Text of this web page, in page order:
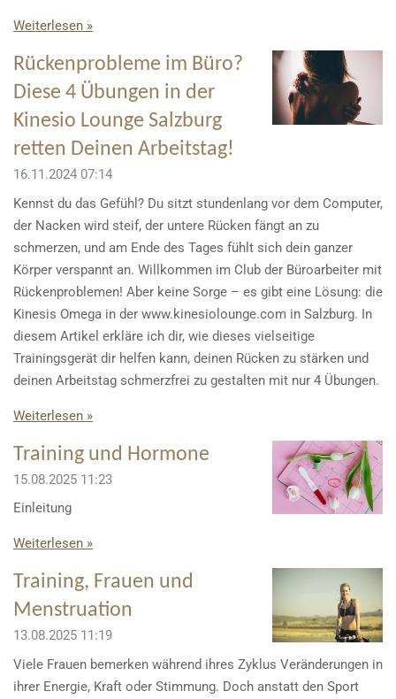
Weiterlesen »
Rückenprobleme im Büro?
Diese 4 Übungen in der
Kinesio Lounge Salzburg
retten Deinen Arbeitstag!
16.11.2024 07:14
Kennst du das Gefühl? Du sitzt stundenlang vor dem Computer,
der Nacken wird steif, der untere Rücken fängt an zu
schmerzen, und am Ende des Tages fühlt sich dein ganzer
Körper verspannt an. Willkommen im Club der Büroarbeiter mit
Rückenproblemen! Aber keine Sorge – es gibt eine Lösung: die
Kinesis Omega in der www.kinesiolounge.com in Salzburg. In
diesem Artikel erkläre ich dir, wie dieses vielseitige
Trainingsgerät dir helfen kann, deinen Rücken zu stärken und
deinen Arbeitstag schmerzfrei zu gestalten mit nur 4 Übungen.
Weiterlesen »
Training und Hormone
15.08.2025 11:23
Einleitung
Weiterlesen »
Training, Frauen und
Menstruation
13.08.2025 11:19
Viele Frauen bemerken während ihres Zyklus Veränderungen in
ihrer Energie, Kraft oder Stimmung. Doch anstatt den Sport